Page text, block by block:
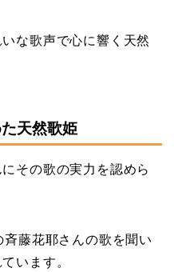
な歌声で心に響く天然
天然歌姫
その歌の実力を認めら
藤花耶さんの歌を聞い
います。